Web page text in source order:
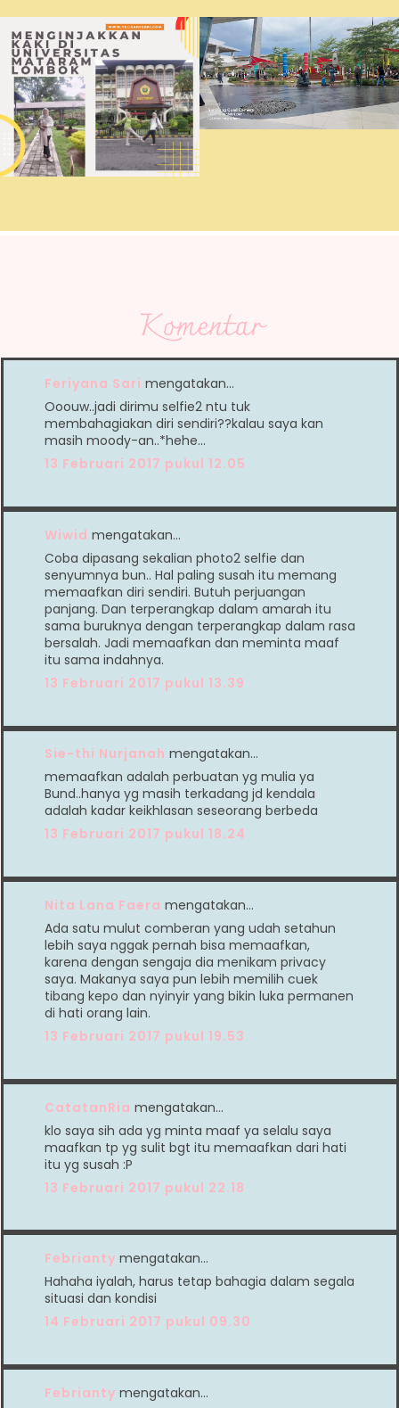
Komentar
Feriyana Sari mengatakan…
Ooouw..jadi dirimu selfie2 ntu tuk
membahagiakan diri sendiri??kalau saya kan
masih moody-an..*hehe...
13 Februari 2017 pukul 12.05
Wiwid mengatakan…
Coba dipasang sekalian photo2 selfie dan
senyumnya bun.. Hal paling susah itu memang
memaafkan diri sendiri. Butuh perjuangan
panjang. Dan terperangkap dalam amarah itu
sama buruknya dengan terperangkap dalam rasa
bersalah. Jadi memaafkan dan meminta maaf
itu sama indahnya.
13 Februari 2017 pukul 13.39
Sie-thi Nurjanah mengatakan…
memaafkan adalah perbuatan yg mulia ya
Bund..hanya yg masih terkadang jd kendala
adalah kadar keikhlasan seseorang berbeda
13 Februari 2017 pukul 18.24
Nita Lana Faera mengatakan…
Ada satu mulut comberan yang udah setahun
lebih saya nggak pernah bisa memaafkan,
karena dengan sengaja dia menikam privacy
saya. Makanya saya pun lebih memilih cuek
tibang kepo dan nyinyir yang bikin luka permanen
di hati orang lain.
13 Februari 2017 pukul 19.53
CatatanRia mengatakan…
klo saya sih ada yg minta maaf ya selalu saya
maafkan tp yg sulit bgt itu memaafkan dari hati
itu yg susah :P
13 Februari 2017 pukul 22.18
Febrianty mengatakan…
Hahaha iyalah, harus tetap bahagia dalam segala
situasi dan kondisi
14 Februari 2017 pukul 09.30
Febrianty mengatakan…